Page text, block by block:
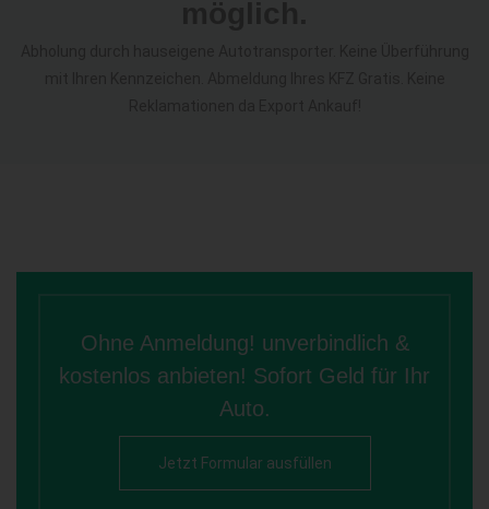
Ohne Anmeldung! unverbindlich &
kostenlos anbieten! Sofort Geld für Ihr
Auto.
Jetzt Formular ausfüllen